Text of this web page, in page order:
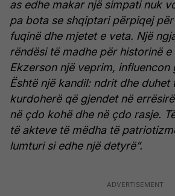
as edhe makar një simpati nuk
pa bota se shqiptari përpiqej
fuqinë dhe mjetet e veta. Një
rëndësi të madhe për historinë e
Ekzerson një veprim, influencon
Është një kandil: ndrit dhe duhet
kurdoherë që gjendet në
në çdo kohë dhe në çdo rasje.
të akteve të mëdha të
lumturi si edhe një detyrë”.